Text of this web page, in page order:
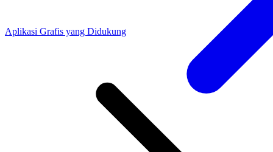
Aplikasi Grafis yang Didukung